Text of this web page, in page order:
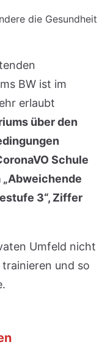
die Gesundheit
BW ist im
erlaubt
über den
Schule
3“, Ziffer
Umfeld nicht
und so